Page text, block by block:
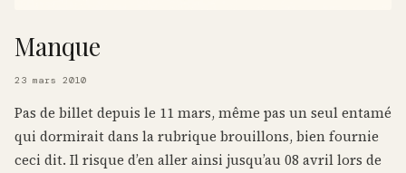
Manque
23 mars 2010
Pas de billet depuis le 11 mars, même pas un seul entamé
qui dormirait dans la rubrique brouillons, bien fournie
ceci dit. Il risque d’en aller ainsi jusqu’au 08 avril lors de